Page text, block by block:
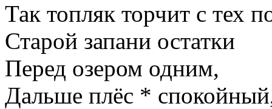
Так топляк торчит с тех
Старой запани остатки
Перед озером одним,
Дальше плёс *